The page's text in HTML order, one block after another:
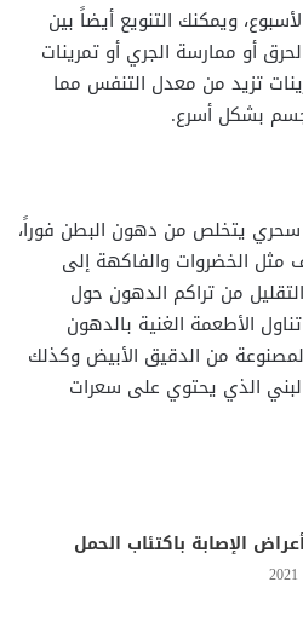
5 أيام في الأسبوع، ويمكنك التنويع أيضاً بين
أو ممارسة الجري أو تمرينات
تزيد من معدل التنفس مما
بشكل أسرع.
يتخلص من دهون البطن فوراً،
مثل الخضروات والفاكهة إلى
من تراكم الدهون حول
الأطعمة الغنية بالدهون
من الدقيق الأبيض وكذلك
البني الذي يحتوي على سعرات
الإصابة باكتئاب الحمل